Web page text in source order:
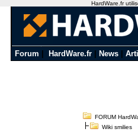
Forum HardWare.fr News
FORUM
Wiki smilies
HardWare.fr